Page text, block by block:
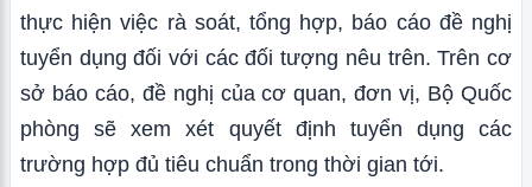
thực hiện việc rà soát, tổng hợp, báo cáo đề nghị
tuyển dụng đối với các đối tượng nêu trên. Trên cơ
sở báo cáo, đề nghị của cơ quan, đơn vị, Bộ Quốc
phòng sẽ xem xét quyết định tuyển dụng các
trường hợp đủ tiêu chuẩn trong thời gian tới.